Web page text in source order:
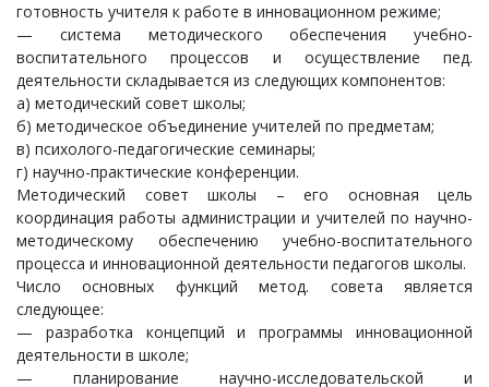
готовность учителя к работе в инновационном режиме;
— система методического обеспечения учебно-
воспитательного процессов и осуществление пед.
деятельности складывается из следующих компонентов:
а) методический совет школы;
б) методическое объединение учителей по предметам;
в) психолого-педагогические семинары;
г) научно-практические конференции.
Методический совет школы – его основная цель
координация работы администрации и учителей по научно-
методическому обеспечению учебно-воспитательного
процесса и инновационной деятельности педагогов школы.
Число основных функций метод. совета является
следующее:
— разработка концепций и программы инновационной
деятельности в школе;
— планирование научно-исследовательской и